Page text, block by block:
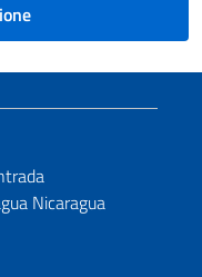
Nicaragua